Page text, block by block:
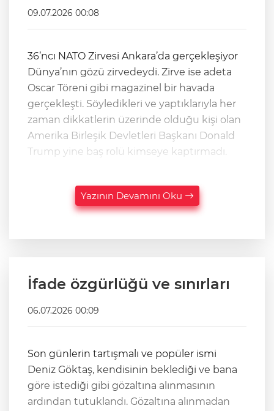
09.07.2026 00:08
36’ncı NATO Zirvesi Ankara’da gerçekleşiyor
Dünya’nın gözü zirvedeydi. Zirve ise adeta
Oscar Töreni gibi magazinel bir havada
gerçekleşti. Söyledikleri ve yaptıklarıyla her
zaman dikkatlerin üzerinde olduğu kişi olan
Amerika Birleşik Devletleri Başkanı Donald
Trump yine baş rolü kimseye kaptırmadı.
Yazının Devamını Oku
İfade özgürlüğü ve sınırları
06.07.2026 00:09
Son günlerin tartışmalı ve popüler ismi
Deniz Göktaş, kendisinin beklediği ve bana
göre istediği gibi gözaltına alınmasının
ardından tutuklandı. Gözaltına alınmadan